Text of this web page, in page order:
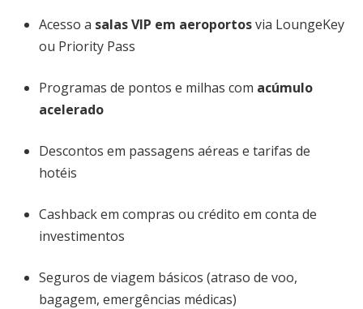
Acesso a salas VIP em aeroportosvia LoungeKey
ou Priority Pass
Programas de pontos e milhas com acúmulo
acelerado
Descontos em passagens aéreas e tarifas de
hotéis
Cashback em compras ou crédito em conta de
investimentos
Seguros de viagem básicos (atraso de voo,
bagagem, emergências médicas)